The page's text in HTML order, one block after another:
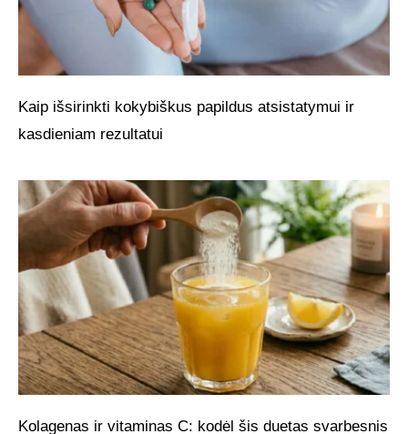
Kaip išsirinkti kokybiškus papildus atsistatymui ir
kasdieniam rezultatui
Kolagenas ir vitaminas C: kodėl šis duetas svarbesnis